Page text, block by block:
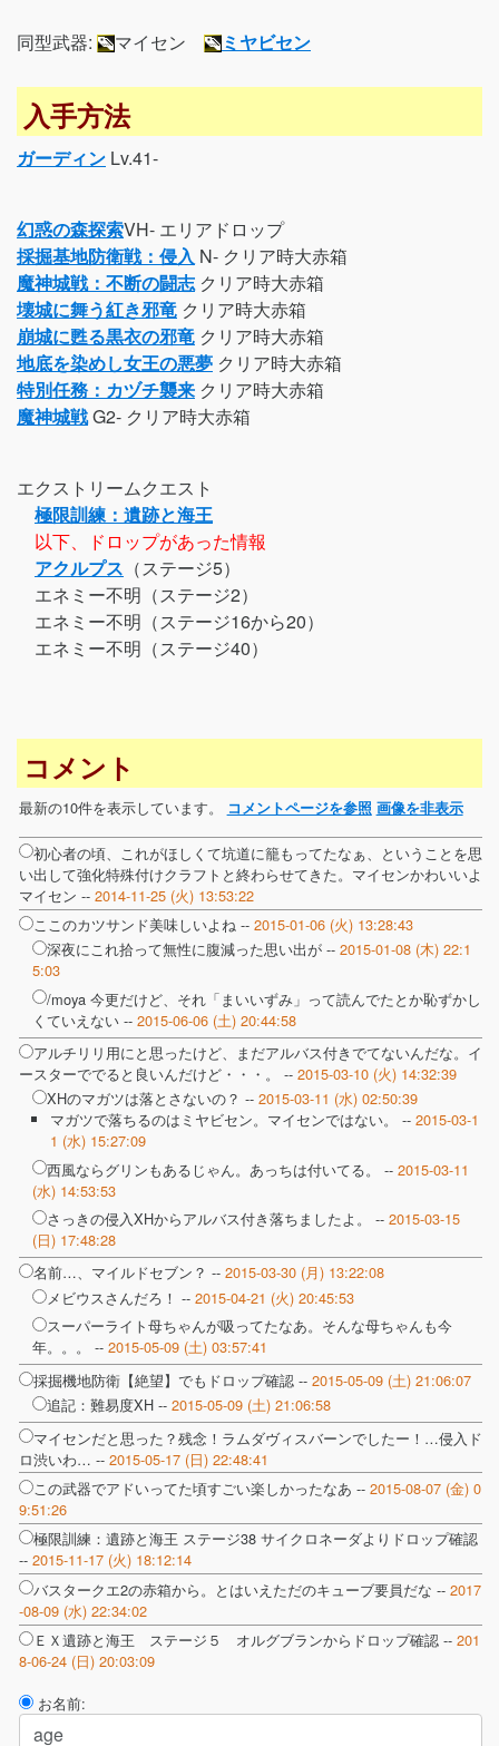
同型武器: マイセン ミヤビセン
入手方法
ガーディン Lv.41-
幻惑の森探索VH- エリアドロップ
採掘基地防衛戦：侵入 N- クリア時大赤箱
魔神城戦：不断の闘志クリア時大赤箱
壊城に舞う紅き邪竜 クリア時大赤箱
崩城に甦る黒衣の邪竜 クリア時大赤箱
地底を染めし女王の悪夢 クリア時大赤箱
特別任務：カヅチ襲来 クリア時大赤箱
魔神城戦G2- クリア時大赤箱
エクストリームクエスト
極限訓練：遺跡と海王
以下、ドロップがあった情報
アクルプス （ステージ5）
エネミー不明（ステージ2）
エネミー不明（ステージ16から20）
エネミー不明（ステージ40）
コメント
最新の10件を表示しています。 コメントページを参照 画像を非表示
初心者の頃、これがほしくて坑道に籠もってたなぁ、ということを思
い出して強化特殊付けクラフトと終わらせてきた。マイセンかわいいよ
マイセン -- 2014-11-25 (火) 13:53:22
ここのカツサンド美味しいよね -- 2015-01-06 (火) 13:28:43
深夜にこれ拾って無性に腹減った思い出が -- 2015-01-08 (木) 22:1
5:03
/moya 今更だけど、それ「まいいずみ」って読んでたとか恥ずかし
くていえない -- 2015-06-06 (土) 20:44:58
アルチリリ用にと思ったけど、まだアルバス付きでてないんだな。イ
ースターででると良いんだけど・・・。 -- 2015-03-10 (火) 14:32:39
XHのマガツは落とさないの？ -- 2015-03-11 (水) 02:50:39
マガツで落ちるのはミヤビセン。マイセンではない。 -- 2015-03-1
1 (水) 15:27:09
西風ならグリンもあるじゃん。あっちは付いてる。 -- 2015-03-11
(水) 14:53:53
さっきの侵入XHからアルバス付き落ちましたよ。 -- 2015-03-15
(日) 17:48:28
名前…、マイルドセブン？ -- 2015-03-30 (月) 13:22:08
メビウスさんだろ！ -- 2015-04-21 (火) 20:45:53
スーパーライト母ちゃんが吸ってたなあ。そんな母ちゃんも今
年。。。 -- 2015-05-09 (土) 03:57:41
採掘機地防衛【絶望】でもドロップ確認 -- 2015-05-09 (土) 21:06:07
追記：難易度XH -- 2015-05-09 (土) 21:06:58
マイセンだと思った？残念！ラムダヴィスバーンでしたー！…侵入ド
ロ渋いわ… -- 2015-05-17 (日) 22:48:41
この武器でアドいってた頃すごい楽しかったなあ -- 2015-08-07 (金) 0
9:51:26
極限訓練：遺跡と海王 ステージ38 サイクロネーダよりドロップ確認
-- 2015-11-17 (火) 18:12:14
バスタークエ2の赤箱から。とはいえただのキューブ要員だな -- 2017
-08-09 (水) 22:34:02
ＥＸ遺跡と海王 ステージ５ オルグブランからドロップ確認 -- 201
8-06-24 (日) 20:03:09
お名前: